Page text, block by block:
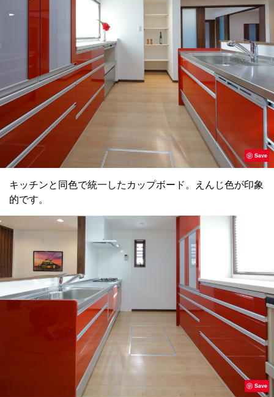
Save
キッチンと同色で統一したカップボード。えんじ色が印象
的です。
Save